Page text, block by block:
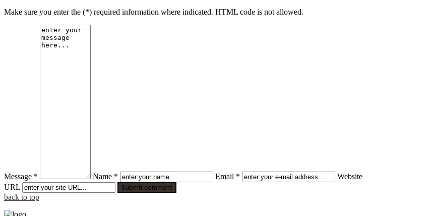
Make sure you enter the (*) required information where indicated. HTML code is not allowed.
Message * Name * Email *
Website
URL
back to top